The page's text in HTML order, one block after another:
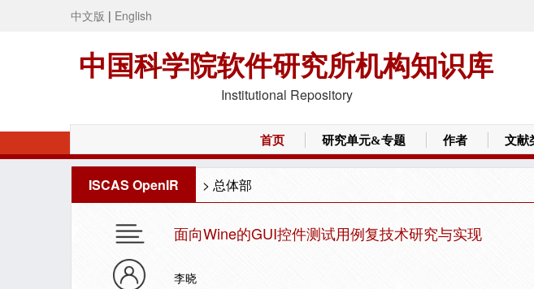
中文版 | English
中国科学院软件研究所机构知识库
Institutional Repository
首页 研究单元&专题 作者 文献
ISCAS OpenIR > 总体部
面向Wine的GUI控件测试用例复技术研究与实现
李晓